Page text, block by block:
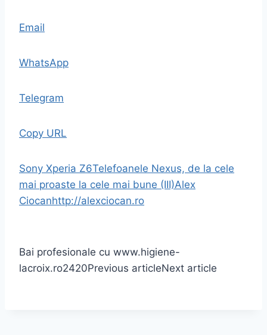
Email
WhatsApp
Telegram
Copy URL
Sony Xperia Z6Telefoanele Nexus, de la cele
mai proaste la cele mai bune (III)Alex
Ciocanhttp://alexciocan.ro
Bai profesionale cu www.higiene-
lacroix.ro2420Previous articleNext article